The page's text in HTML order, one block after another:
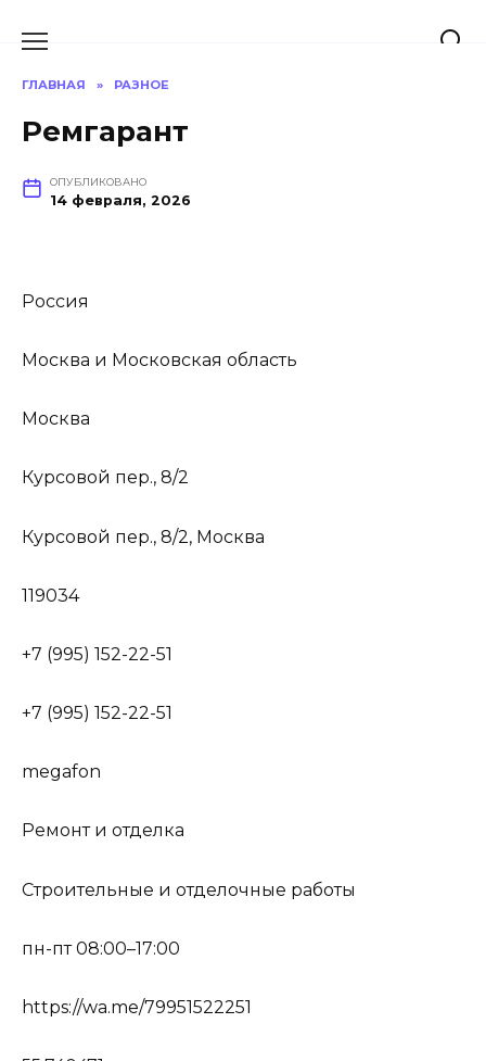
ГЛАВНАЯ » РАЗНОЕ
Ремгарант
ОПУБЛИКОВАНО
14 февраля, 2026
Россия
Москва и Московская область
Москва
Курсовой пер., 8/2
Курсовой пер., 8/2, Москва
119034
+7 (995) 152-22-51
+7 (995) 152-22-51
megafon
Ремонт и отделка
Строительные и отделочные работы
пн-пт 08:00–17:00
https://wa.me/79951522251